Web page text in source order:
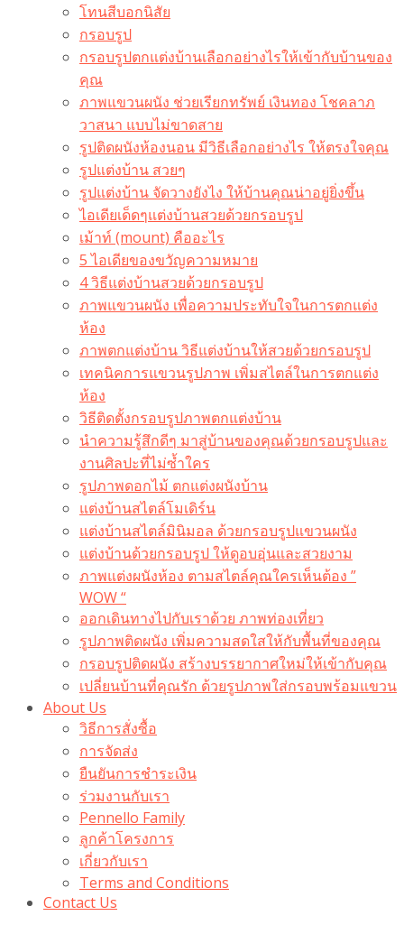
โทนสีบอกนิสัย
กรอบรูป
กรอบรูปตกแต่งบ้านเลือกอย่างไรให้เข้ากับบ้านของ
คุณ
ภาพแขวนผนัง ช่วยเรียกทรัพย์ เงินทอง โชคลาภ
วาสนา แบบไม่ขาดสาย
รูปติดผนังห้องนอน มีวิธีเลือกอย่างไร ให้ตรงใจคุณ
รูปแต่งบ้าน สวยๆ
รูปแต่งบ้าน จัดวางยังไง ให้บ้านคุณน่าอยู่ยิ่งขึ้น
ไอเดียเด็ดๆแต่งบ้านสวยด้วยกรอบรูป
เม้าท์ (mount) คืออะไร​
5 ไอเดียของขวัญความหมาย
4 วิธีแต่งบ้านสวยด้วยกรอบรูป
ภาพแขวนผนัง เพื่อความประทับใจในการตกแต่ง
ห้อง
ภาพตกแต่งบ้าน วิธีแต่งบ้านให้สวยด้วยกรอบรูป
เทคนิคการแขวนรูปภาพ เพิ่มสไตล์ในการตกแต่ง
ห้อง
วิธีติดตั้งกรอบรูปภาพตกแต่งบ้าน
นำความรู้สึกดีๆ มาสู่บ้านของคุณด้วยกรอบรูปและ
งานศิลปะที่ไม่ซ้ำใคร
รูปภาพดอกไม้ ตกแต่งผนังบ้าน
แต่งบ้านสไตล์โมเดิร์น
แต่งบ้านสไตล์มินิมอล ด้วยกรอบรูปแขวนผนัง
แต่งบ้านด้วยกรอบรูป ให้ดูอบอุ่นและสวยงาม
ภาพแต่งผนังห้อง ตามสไตล์คุณใครเห็นต้อง ”
WOW “
ออกเดินทางไปกับเราด้วย ภาพท่องเที่ยว
รูปภาพติดผนัง เพิ่มความสดใสให้กับพื้นที่ของคุณ
กรอบรูปติดผนัง สร้างบรรยากาศใหม่ให้เข้ากับคุณ
เปลี่ยนบ้านที่คุณรัก ด้วยรูปภาพใส่กรอบพร้อมแขวน​
About Us
วิธีการสั่งซื้อ
การจัดส่ง
ยืนยันการชำระเงิน
ร่วมงานกับเรา
Pennello Family
ลูกค้าโครงการ
เกี่ยวกับเรา
Terms and Conditions
Contact Us